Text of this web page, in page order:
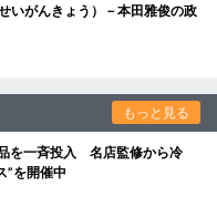
いがんきょう）－本田雅俊の政
もっと見る
を一斉投入 名店監修から冷
”を開催中